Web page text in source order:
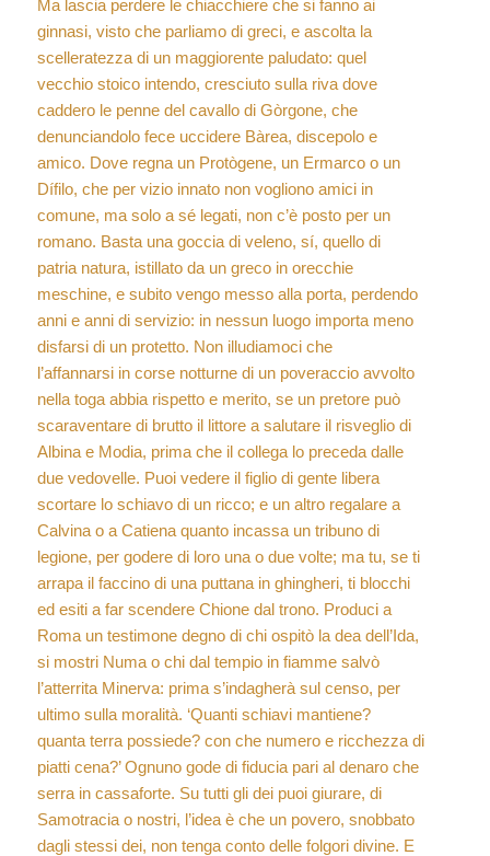
Ma lascia perdere le chiacchiere che si fanno ai
ginnasi, visto che parliamo di greci, e ascolta la
scelleratezza di un maggiorente paludato: quel
vecchio stoico intendo, cresciuto sulla riva dove
caddero le penne del cavallo di Gòrgone, che
denunciandolo fece uccidere Bàrea, discepolo e
amico. Dove regna un Protògene, un Ermarco o un
Dífilo, che per vizio innato non vogliono amici in
comune, ma solo a sé legati, non c’è posto per un
romano. Basta una goccia di veleno, sí, quello di
patria natura, istillato da un greco in orecchie
meschine, e subito vengo messo alla porta, perdendo
anni e anni di servizio: in nessun luogo importa meno
disfarsi di un protetto. Non illudiamoci che
l’affannarsi in corse notturne di un poveraccio avvolto
nella toga abbia rispetto e merito, se un pretore può
scaraventare di brutto il littore a salutare il risveglio di
Albina e Modia, prima che il collega lo preceda dalle
due vedovelle. Puoi vedere il figlio di gente libera
scortare lo schiavo di un ricco; e un altro regalare a
Calvina o a Catiena quanto incassa un tribuno di
legione, per godere di loro una o due volte; ma tu, se ti
arrapa il faccino di una puttana in ghingheri, ti blocchi
ed esiti a far scendere Chione dal trono. Produci a
Roma un testimone degno di chi ospitò la dea dell’Ida,
si mostri Numa o chi dal tempio in fiamme salvò
l’atterrita Minerva: prima s’indagherà sul censo, per
ultimo sulla moralità. ‘Quanti schiavi mantiene?
quanta terra possiede? con che numero e ricchezza di
piatti cena?’ Ognuno gode di fiducia pari al denaro che
serra in cassaforte. Su tutti gli dei puoi giurare, di
Samotracia o nostri, l’idea è che un povero, snobbato
dagli stessi dei, non tenga conto delle folgori divine. E